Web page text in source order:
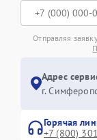
Отправляя
Адрес
г.
Горячая
+7 (800)